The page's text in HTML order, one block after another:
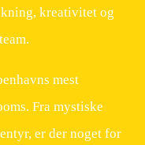
kreativitet og
mest
Fra mystiske
er der noget for